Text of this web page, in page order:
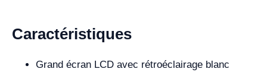
Caractéristiques
Grand écran LCD avec rétroéclairage blanc